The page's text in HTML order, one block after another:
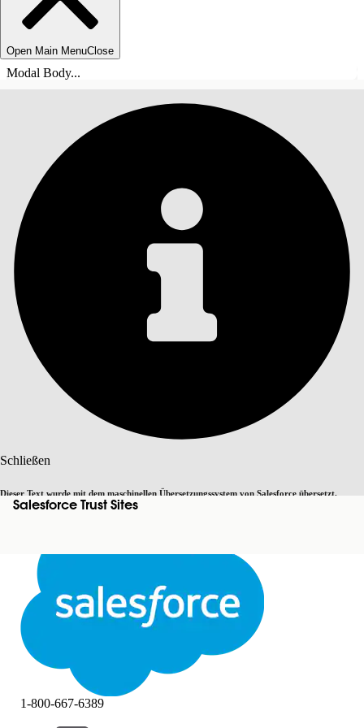
Open Main MenuClose
Modal Body...
Schließen
Dieser Text wurde mit dem maschinellen Übersetzungssystem von Salesforce übersetzt.
Weitere Details finden Siehier Zu Englisch wechseln
Schließen
Salesforce Trust Sites
INHALT
1-800-667-6389